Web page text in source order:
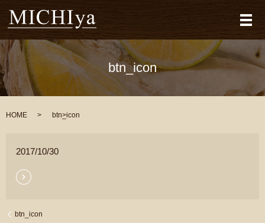
メ
btn_icon
HOME btn_icon
2017/10/30
btn_icon